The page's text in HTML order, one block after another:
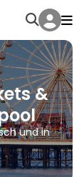
&
und in